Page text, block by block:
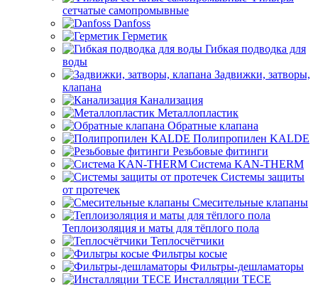
сетчатые самопромывные
Danfoss
Герметик
Гибкая подводка для
воды
Задвижки, затворы,
клапана
Канализация
Металлопластик
Обратные клапана
Полипропилен KALDE
Резьбовые фитинги
Система KAN-THERM
Системы защиты
от протечек
Смесительные клапаны
Теплоизоляция и маты для тёплого пола
Теплосчётчики
Фильтры косые
Фильтры-дешламаторы
Инсталляции TECE